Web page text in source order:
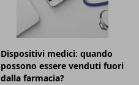
Dispositivi medici: quando
possono essere venduti fuori
dalla farmacia?